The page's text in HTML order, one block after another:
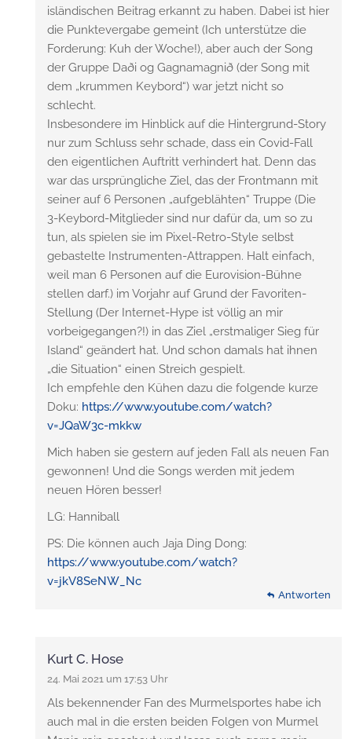
isländischen Beitrag erkannt zu haben. Dabei ist hier
die Punktevergabe gemeint (Ich unterstütze die
Forderung: Kuh der Woche!), aber auch der Song
der Gruppe Daði og Gagnamagnið (der Song mit
dem „krummen Keybord“) war jetzt nicht so
schlecht.
Insbesondere im Hinblick auf die Hintergrund-Story
nur zum Schluss sehr schade, dass ein Covid-Fall
den eigentlichen Auftritt verhindert hat. Denn das
war das ursprüngliche Ziel, das der Frontmann mit
seiner auf 6 Personen „aufgeblähten“ Truppe (Die
3-Keybord-Mitglieder sind nur dafür da, um so zu
tun, als spielen sie im Pixel-Retro-Style selbst
gebastelte Instrumenten-Attrappen. Halt einfach,
weil man 6 Personen auf die Eurovision-Bühne
stellen darf.) im Vorjahr auf Grund der Favoriten-
Stellung (Der Internet-Hype ist völlig an mir
vorbeigegangen?!) in das Ziel „erstmaliger Sieg für
Island“ geändert hat. Und schon damals hat ihnen
„die Situation“ einen Streich gespielt.
Ich empfehle den Kühen dazu die folgende kurze
Doku: https://www.youtube.com/watch?
v=JQaW3c-mkkw
Mich haben sie gestern auf jeden Fall als neuen Fan
gewonnen! Und die Songs werden mit jedem
neuen Hören besser!
LG: Hanniball
PS: Die können auch Jaja Ding Dong:
https://www.youtube.com/watch?
v=jkV8SeNW_Nc
Antworten
Kurt C. Hose
24. Mai 2021 um 17:53 Uhr
Als bekennender Fan des Murmelsportes habe ich
auch mal in die ersten beiden Folgen von Murmel